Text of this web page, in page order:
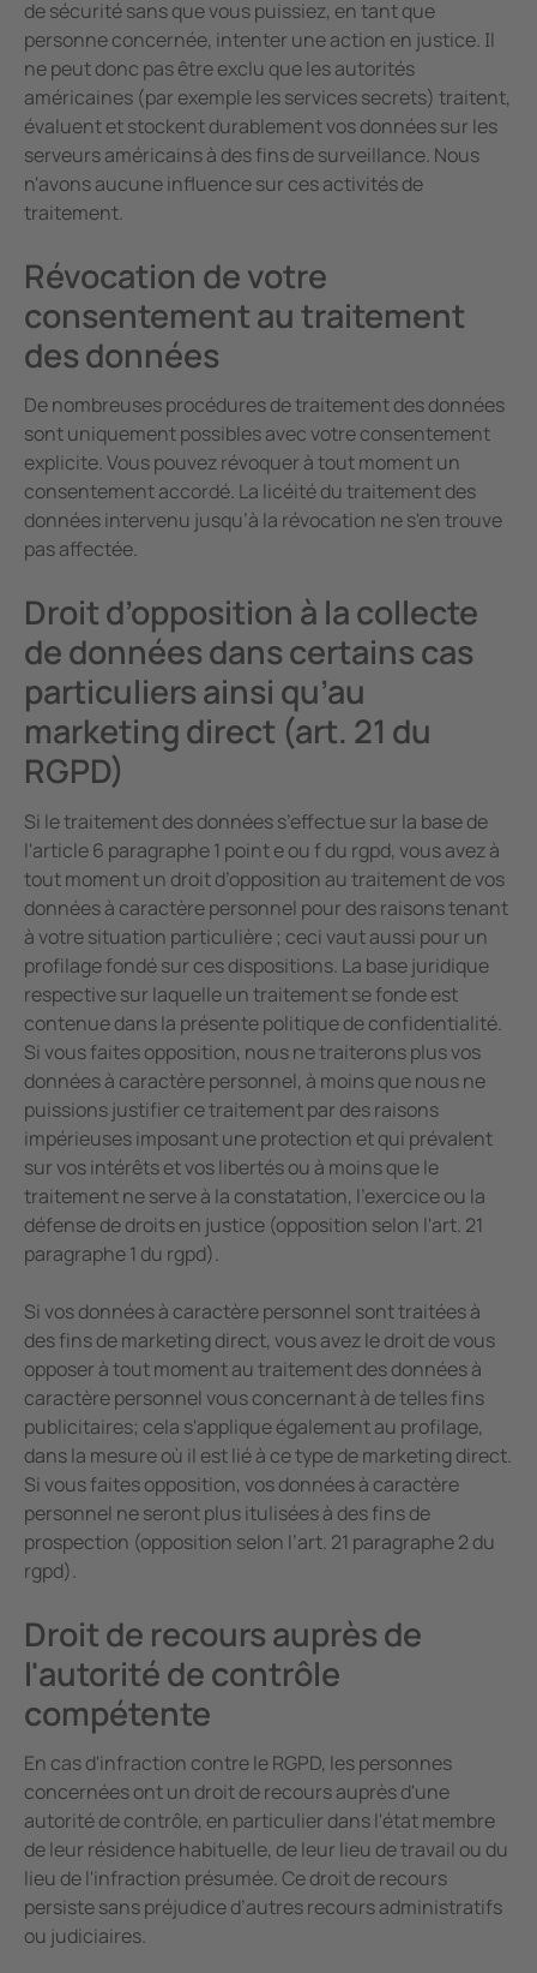
de sécurité sans que vous puissiez, en tant que
personne concernée, intenter une action en justice. Il
ne peut donc pas être exclu que les autorités
américaines (par exemple les services secrets) traitent,
évaluent et stockent durablement vos données sur les
serveurs américains à des fins de surveillance. Nous
n'avons aucune influence sur ces activités de
traitement.
Révocation de votre
consentement au traitement
des données
De nombreuses procédures de traitement des données
sont uniquement possibles avec votre consentement
explicite. Vous pouvez révoquer à tout moment un
consentement accordé. La licéité du traitement des
données intervenu jusqu’à la révocation ne s'en trouve
pas affectée.
Droit d’opposition à la collecte
de données dans certains cas
particuliers ainsi qu’au
marketing direct (art. 21 du
RGPD)
Si le traitement des données s’effectue sur la base de
l'article 6 paragraphe 1 point e ou f du rgpd, vous avez à
tout moment un droit d’opposition au traitement de vos
données à caractère personnel pour des raisons tenant
à votre situation particulière ; ceci vaut aussi pour un
profilage fondé sur ces dispositions. La base juridique
respective sur laquelle un traitement se fonde est
contenue dans la présente politique de confidentialité.
Si vous faites opposition, nous ne traiterons plus vos
données à caractère personnel, à moins que nous ne
puissions justifier ce traitement par des raisons
impérieuses imposant une protection et qui prévalent
sur vos intérêts et vos libertés ou à moins que le
traitement ne serve à la constatation, l’exercice ou la
défense de droits en justice (opposition selon l'art. 21
paragraphe 1 du rgpd).
Si vos données à caractère personnel sont traitées à
des fins de marketing direct, vous avez le droit de vous
opposer à tout moment au traitement des données à
caractère personnel vous concernant à de telles fins
publicitaires; cela s'applique également au profilage,
dans la mesure où il est lié à ce type de marketing direct.
Si vous faites opposition, vos données à caractère
personnel ne seront plus itulisées à des fins de
prospection (opposition selon l’art. 21 paragraphe 2 du
rgpd).
Droit de recours auprès de
l'autorité de contrôle
compétente
En cas d'infraction contre le RGPD, les personnes
concernées ont un droit de recours auprès d'une
autorité de contrôle, en particulier dans l'état membre
de leur résidence habituelle, de leur lieu de travail ou du
lieu de l'infraction présumée. Ce droit de recours
persiste sans préjudice d’autres recours administratifs
ou judiciaires.